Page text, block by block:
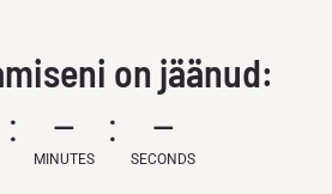
on jäänud:
–
MINUTES
–
SECONDS